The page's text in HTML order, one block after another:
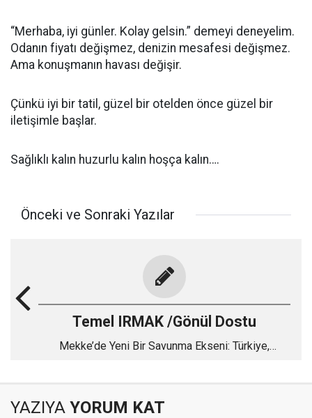
“Merhaba, iyi günler. Kolay gelsin.” demeyi deneyelim.
Odanın fiyatı değişmez, denizin mesafesi değişmez.
Ama konuşmanın havası değişir.
Çünkü iyi bir tatil, güzel bir otelden önce güzel bir
iletişimle başlar.
Sağlıklı kalın huzurlu kalın hoşça kalın….
Önceki ve Sonraki Yazılar
Temel IRMAK /Gönül Dostu
Mekke’de Yeni Bir Savunma Ekseni: Türkiye,
YAZIYA YORUM KAT